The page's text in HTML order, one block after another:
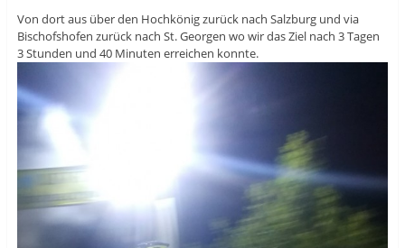
Von dort aus über den Hochkönig zurück nach Salzburg und via
Bischofshofen zurück nach St. Georgen wo wir das Ziel nach 3 Tagen
3 Stunden und 40 Minuten erreichen konnte.